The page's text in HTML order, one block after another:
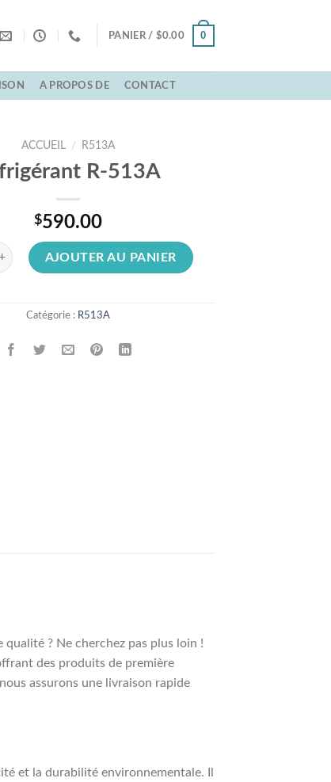
PANIER / $0.00 0
A PROPOS DE CONTACT
ACCUEIL / R513A
R-513A
$590.00
R-513A
AJOUTER AU PANIER
Catégorie : R513A
? Ne cherchez pas plus loin !
des produits de première
assurons une livraison rapide
et la durabilité environnementale. Il